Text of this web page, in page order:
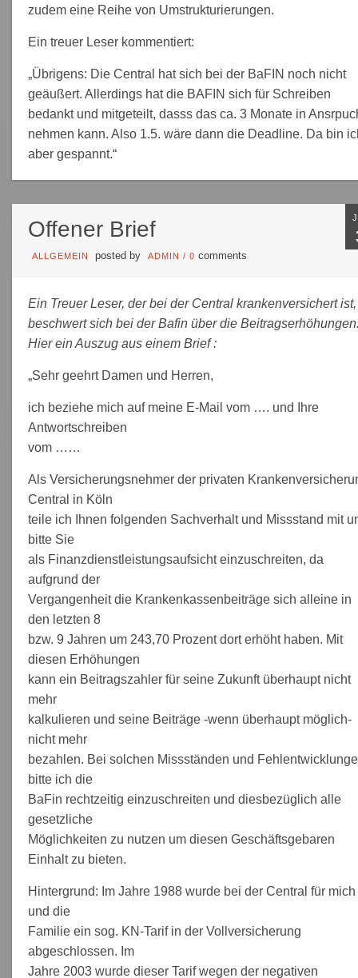
zudem eine Reihe von Umstrukturierungen.
Ein treuer Leser kommentiert:
„Übrigens: Die Central hat sich bei der BaFIN noch nicht
geäußert. Allerdings hat die BAFIN sich für Schreiben
bedankt und mitgeteilt, dasss das ca. 3 Monate in
nehmen kann. Also 1.5. wäre dann die Deadline. Da bin
aber gespannt.“
Offener Brief
ALLGEMEIN posted by ADMIN / 0 comments
Ein Treuer Leser, der bei der Central krankenversichert ist,
beschwert sich bei der Bafin über die
Hier ein Auszug aus einem Brief :
„Sehr geehrt Damen und Herren,
ich beziehe mich auf meine E-Mail vom …. und Ihre
Antwortschreiben
vom ……
Als Versicherungsnehmer der privaten
Central in Köln
teile ich Ihnen folgenden Sachverhalt und Missstand mit
bitte Sie
als Finanzdienstleistungsaufsicht einzuschreiten, da
aufgrund der
Vergangenheit die Krankenkassenbeiträge sich alleine in
den letzten 8
bzw. 9 Jahren um 243,70 Prozent dort erhöht haben. Mit
diesen Erhöhungen
kann ein Beitragszahler für seine Zukunft überhaupt nicht
mehr
kalkulieren und seine Beiträge -wenn überhaupt möglich-
nicht mehr
bezahlen. Bei solchen Missständen und
bitte ich die
BaFin rechtzeitig einzuschreiten und diesbezüglich alle
gesetzliche
Möglichkeiten zu nutzen um diesen Geschäftsgebaren
Einhalt zu bieten.
Hintergrund: Im Jahre 1988 wurde bei der Central für mich
und die
Familie ein sog. KN-Tarif in der Vollversicherung
abgeschlossen. Im
Jahre 2003 wurde dieser Tarif wegen der negativen